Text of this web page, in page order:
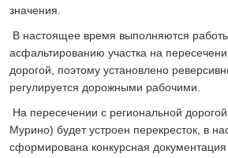
значения.
В настоящее время выполняются
асфальтированию участка на
дорогой, поэтому установлено
регулируется дорожными рабочими.
На пересечении с региональной
Мурино) будет устроен перекресток, в
сформирована конкурсная